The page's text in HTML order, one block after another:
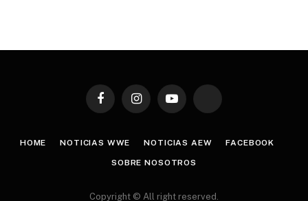
FacebookInstagramYouTube TikTok
HOME NOTICIAS WWE NOTICIAS AEW FACEBOOK
SOBRE NOSOTROS
Copyright © All right reserved.